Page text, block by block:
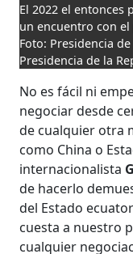
El 2022 el entonces
un encuentro con
Foto: Presidencia
Presidencia de la
No es fácil ni
negociar desde
de cualquier otra
como China o
internacionalista
de hacerlo
del Estado
cuesta a nuestro
cualquier